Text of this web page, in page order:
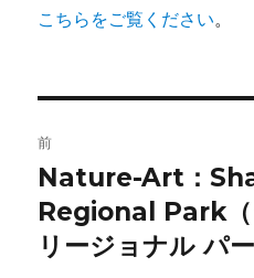
こちらをご覧ください。
稿
ナ
ビ
前
前
の
投
Nature-Art：
Regional Park（
リージョナル パー